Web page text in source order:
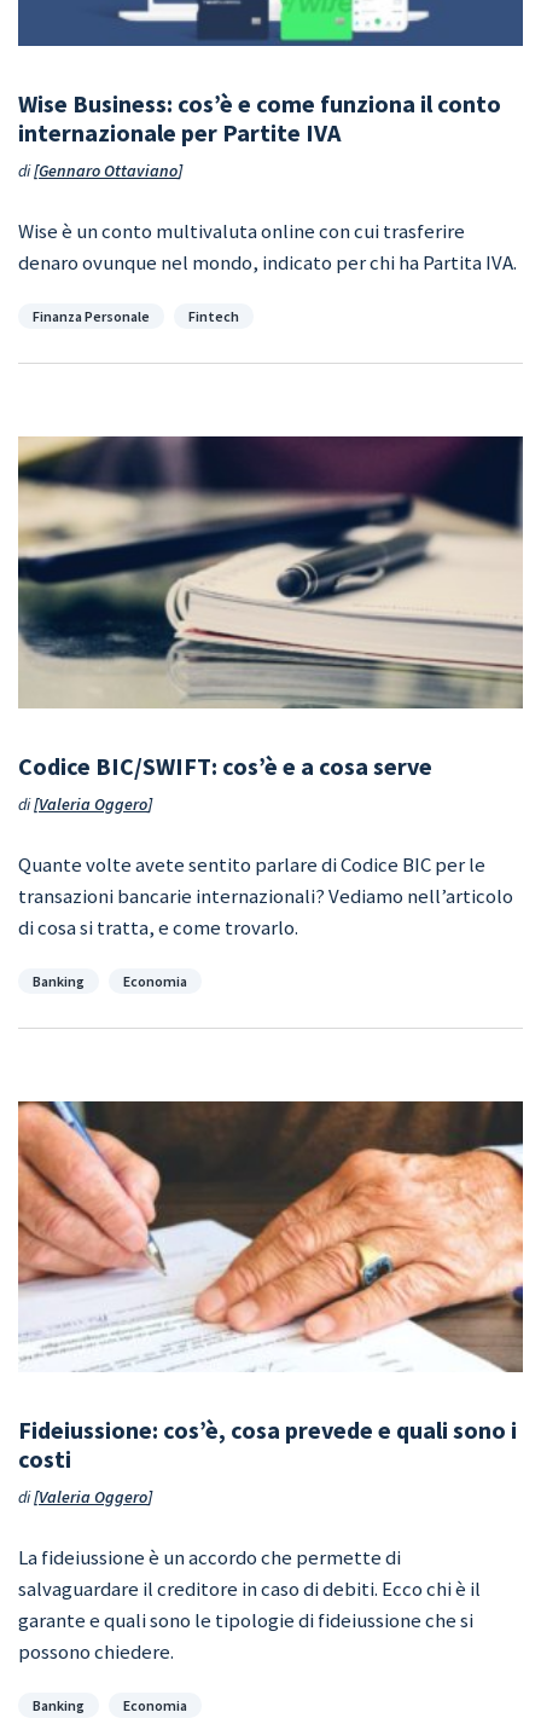
Wise Business: cos’è e come funziona il conto
internazionale per Partite IVA
di Gennaro Ottaviano
Wise è un conto multivaluta online con cui trasferire
denaro ovunque nel mondo, indicato per chi ha Partita IVA.
Categorie
Finanza Personale Fintech
Codice BIC/SWIFT: cos’è e a cosa serve
di Valeria Oggero
Quante volte avete sentito parlare di Codice BIC per le
transazioni bancarie internazionali? Vediamo nell’articolo
di cosa si tratta, e come trovarlo.
Categorie
Banking Economia
Fideiussione: cos’è, cosa prevede e quali sono i
costi
di Valeria Oggero
La fideiussione è un accordo che permette di
salvaguardare il creditore in caso di debiti. Ecco chi è il
garante e quali sono le tipologie di fideiussione che si
possono chiedere.
Categorie
Banking Economia